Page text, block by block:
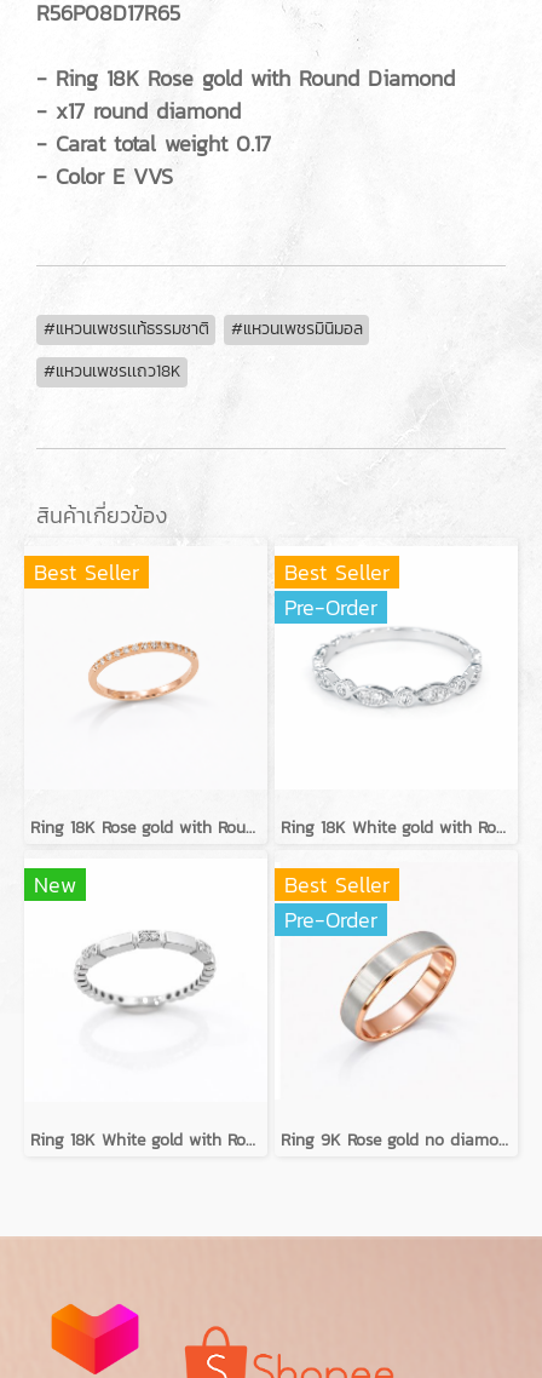
R56P08D17R65
- Ring 18K Rose gold with Round Diamond
- x17 round diamond
- Carat total weight 0.17
- Color E VVS
#แหวนเพชรเเท้ธรรมชาติ
#แหวนเพชรมินิมอล
#แหวนเพชรเเถว18K
สินค้าเกี่ยวข้อง
Best Seller
Ring 18K Rose gold with Round Diamond
Best Seller
Pre-Order
Ring 18K White gold with Round Diamond
New
Ring 18K White gold with Round Diamond
Best Seller
Pre-Order
Ring 9K Rose gold no diamond